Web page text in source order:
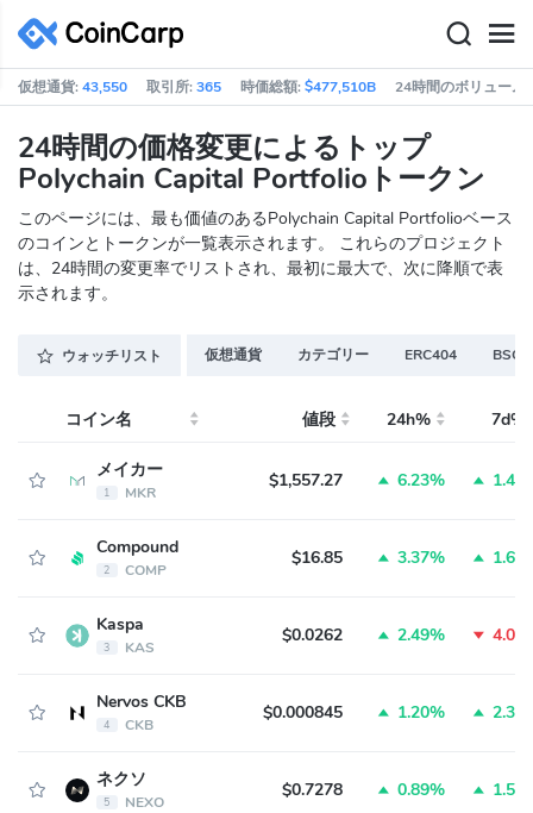
仮想通貨:43,550 取引所:365 時価総額:$477,510B 24時間のボリューム:
24時間の価格変更によるトップ
Polychain Capital Portfolioトークン
このページには、最も価値のあるPolychain Capital Portfolioベース
のコインとトークンが一覧表示されます。 これらのプロジェクト
は、24時間の変更率でリストされ、最初に最大で、次に降順で表
示されます。
ウォッチリスト 仮想通貨 カテゴリー ERC404 BSC
コイン名 値段 24h% 7d%
メイカー
1 MKR
$1,557.27 6.23%
Compound
2 COMP
$16.85 3.37%
Kaspa
3 KAS
$0.0262 2.49%
Nervos CKB
4 CKB
$0.000845 1.20%
ネクソ
5 NEXO
$0.7278 0.89%